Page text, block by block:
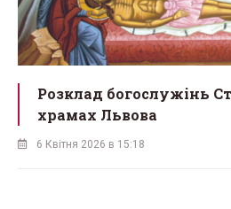
Розклад богослужінь
храмах Львова
6 Квітня 2026 в 15:18